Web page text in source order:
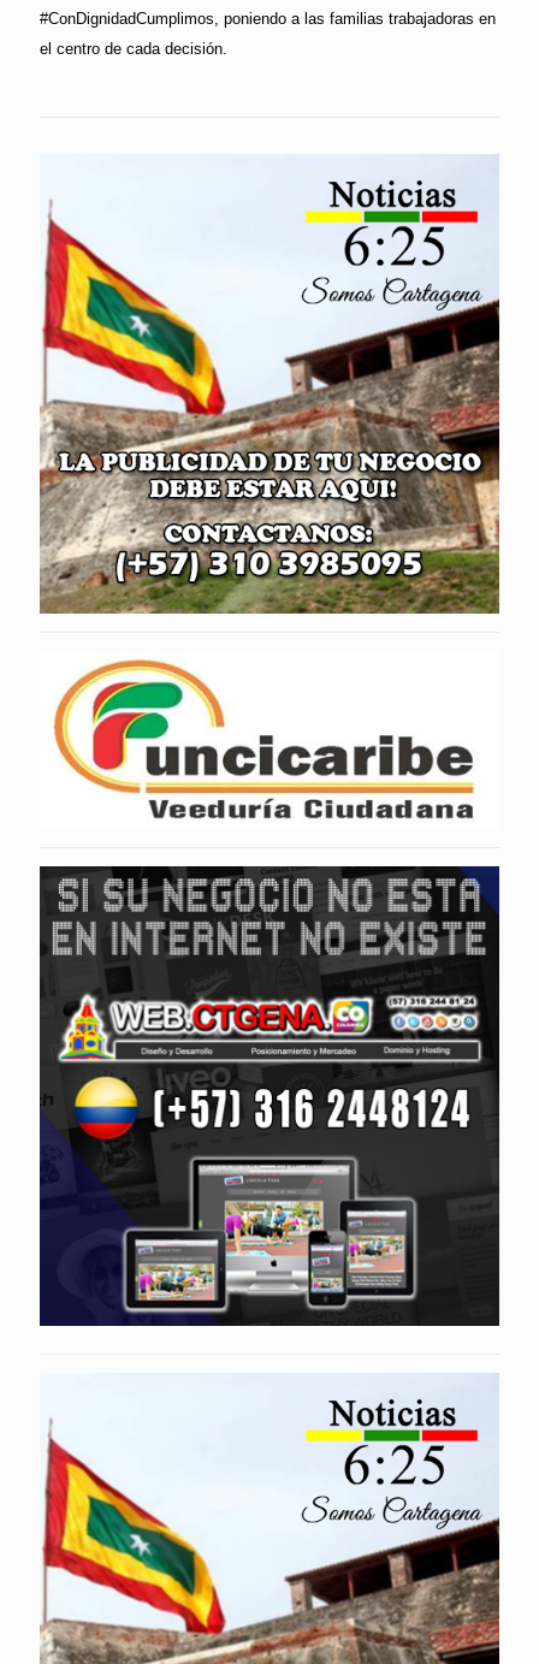
#ConDignidadCumplimos, poniendo a las familias trabajadoras en
el centro de cada decisión.